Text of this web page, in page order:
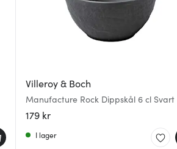
Villeroy & Boch
Manufacture Rock Dippskål 6 cl Svart
179 kr
I lager